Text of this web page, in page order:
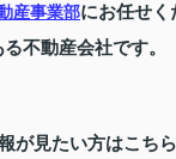
産事業部にお任せく
不動産会社です。
が見たい方はこち